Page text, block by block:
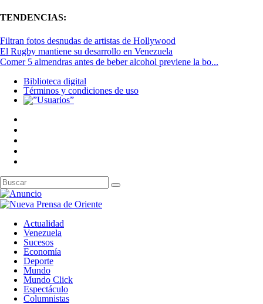
TENDENCIAS:
Filtran fotos desnudas de artistas de Hollywood
El Rugby mantiene su desarrollo en Venezuela
Comer 5 almendras antes de beber alcohol previene la bo...
Biblioteca digital
Términos y condiciones de uso
Actualidad
Venezuela
Sucesos
Economía
Deporte
Mundo
Mundo Click
Espectáculo
Columnistas